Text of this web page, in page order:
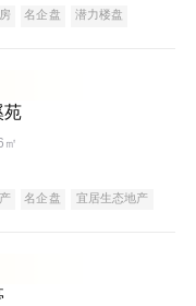
名企盘
潜力楼盘
苑
㎡
名企盘
宜居生态地产